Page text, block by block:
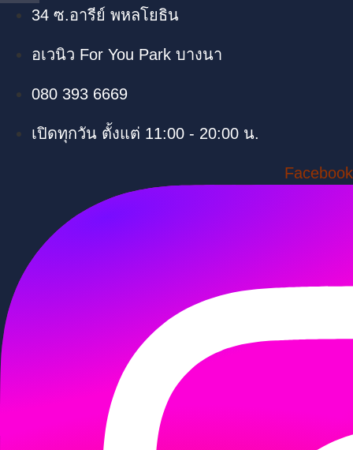
34 ซ.อารีย์ พหลโยธิน
อเวนิว For You Park บางนา
080 393 6669
เปิดทุกวัน ตั้งแต่ 11:00 - 20:00 น.
Facebook